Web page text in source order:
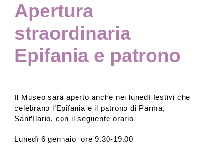
Accessibilità
Dona
English
Apertura
straordinaria
Epifania e patrono
Il Museo sarà aperto anche nei lunedì festivi che
celebrano l’Epifania e il patrono di Parma,
Sant’Ilario, con il seguente orario
Lunedì 6 gennaio: ore 9.30-19.00